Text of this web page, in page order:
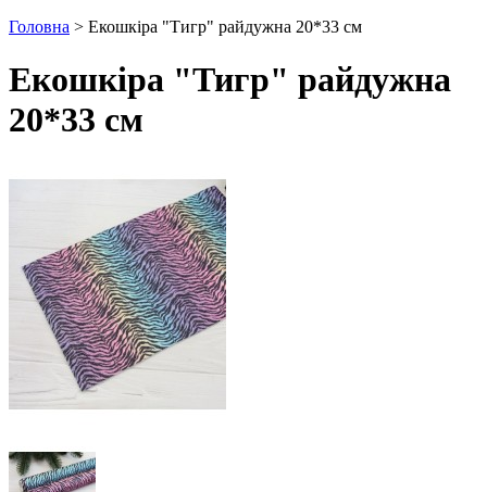
Головна > Екошкіра "Тигр" райдужна 20*33 см
Екошкіра "Тигр" райдужна
20*33 см